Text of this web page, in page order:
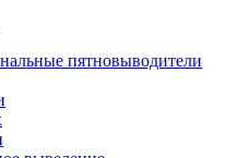
пятновыводители